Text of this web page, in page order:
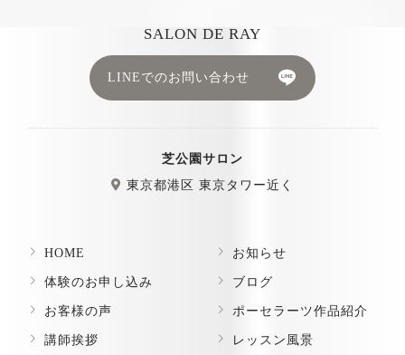
SALON DE RAY
LINEでのお問い合わせ
芝公園サロン
東京都港区 東京タワー近く
HOME
体験のお申し込み
お客様の声
講師挨拶
お知らせ
ブログ
ポーセラーツ作品紹介
レッスン風景